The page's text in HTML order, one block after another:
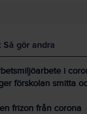
Så gör andra
i
förskolan smitta
frizon från corona